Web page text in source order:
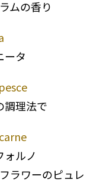
ムの香り
ータ
調理法で
ォルノ
ラワーのピュレ